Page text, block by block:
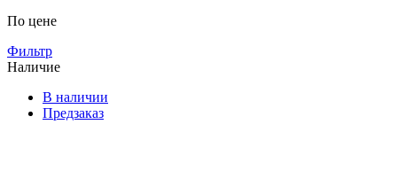
По цене
Фильтр
Наличие
В наличии
Предзаказ